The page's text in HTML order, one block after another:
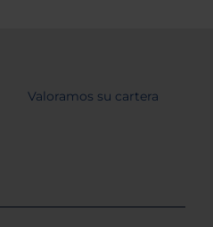
Valoramos su cartera